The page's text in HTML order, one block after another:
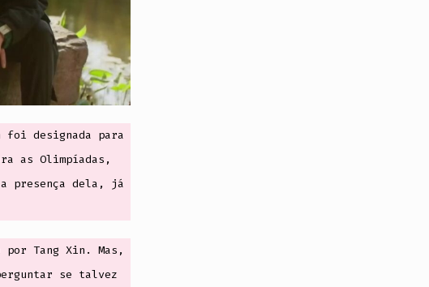
designada para
as Olimpíadas,
a presença dela, já
Tang Xin. Mas,
se talvez